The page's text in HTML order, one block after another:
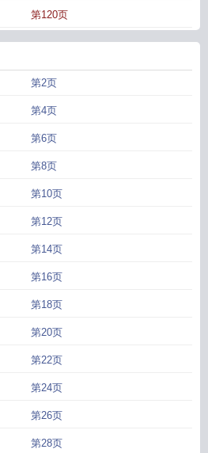
第120页
第2页
第4页
第6页
第8页
第10页
第12页
第14页
第16页
第18页
第20页
第22页
第24页
第26页
第28页